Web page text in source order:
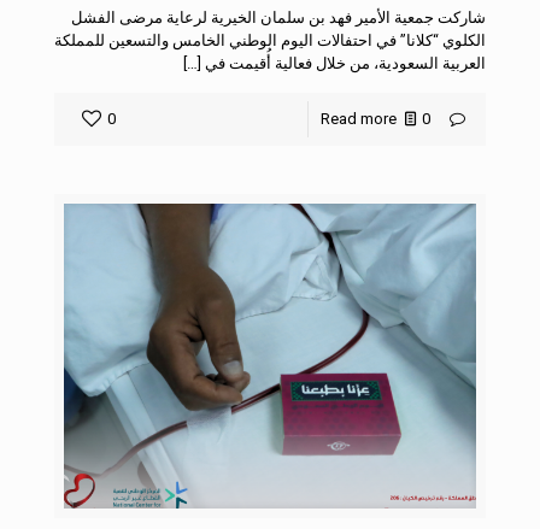
شاركت جمعية الأمير فهد بن سلمان الخيرية لرعاية مرضى الفشل
الكلوي “كلانا” في احتفالات اليوم الوطني الخامس والتسعين للمملكة
العربية السعودية، من خلال فعالية أُقيمت في […]
0 0
Read more